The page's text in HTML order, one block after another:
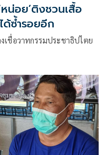
น่อย’ติงชวนเสื้อ
ซ้ำรอยอีก
เชื่อวาทกรรมประชาธิปไตย